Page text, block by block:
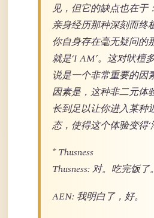
见，但它的缺点也在于
亲身经历那种深刻而
你自身存在毫无疑问的
就是‘I AM’。这对吠檀
说是一个非常重要的因
因素是，这种非二元体
长到足以让你进入某种
态，使得这个体验变得‘
* Thusness
Thusness: 对。吃完饭了。
AEN: 我明白了，好。